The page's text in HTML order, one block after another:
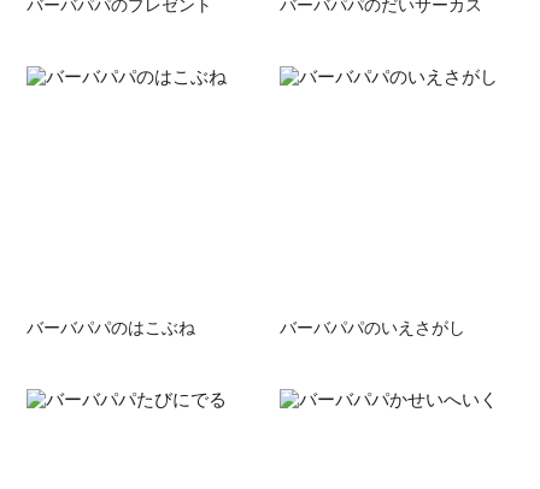
バーバパパのはこぶね バーバパパのいえさがし